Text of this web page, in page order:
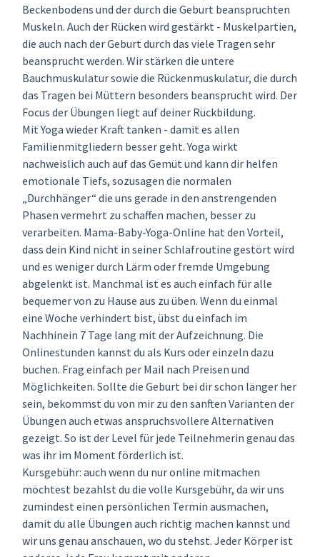
Beckenbodens und der durch die Geburt beanspruchten
Muskeln. Auch der Rücken wird gestärkt - Muskelpartien,
die auch nach der Geburt durch das viele Tragen sehr
beansprucht werden. Wir stärken die untere
Bauchmuskulatur sowie die Rückenmuskulatur, die durch
das Tragen bei Müttern besonders beansprucht wird. Der
Focus der Übungen liegt auf deiner Rückbildung.
Mit Yoga wieder Kraft tanken - damit es allen
Familienmitgliedern besser geht. Yoga wirkt
nachweislich auch auf das Gemüt und kann dir helfen
emotionale Tiefs, sozusagen die normalen
„Durchhänger“ die uns gerade in den anstrengenden
Phasen vermehrt zu schaffen machen, besser zu
verarbeiten. Mama-Baby-Yoga-Online hat den Vorteil,
dass dein Kind nicht in seiner Schlafroutine gestört wird
und es weniger durch Lärm oder fremde Umgebung
abgelenkt ist. Manchmal ist es auch einfach für alle
bequemer von zu Hause aus zu üben. Wenn du einmal
eine Woche verhindert bist, übst du einfach im
Nachhinein 7 Tage lang mit der Aufzeichnung. Die
Onlinestunden kannst du als Kurs oder einzeln dazu
buchen. Frag einfach per Mail nach Preisen und
Möglichkeiten. Sollte die Geburt bei dir schon länger her
sein, bekommst du von mir zu den sanften Varianten der
Übungen auch etwas anspruchsvollere Alternativen
gezeigt. So ist der Level für jede Teilnehmerin genau das
was ihr im Moment förderlich ist.
Kursgebühr: auch wenn du nur online mitmachen
möchtest bezahlst du die volle Kursgebühr, da wir uns
zumindest einen persönlichen Termin ausmachen,
damit du alle Übungen auch richtig machen kannst und
wir uns genau anschauen, wo du stehst. Jeder Körper ist